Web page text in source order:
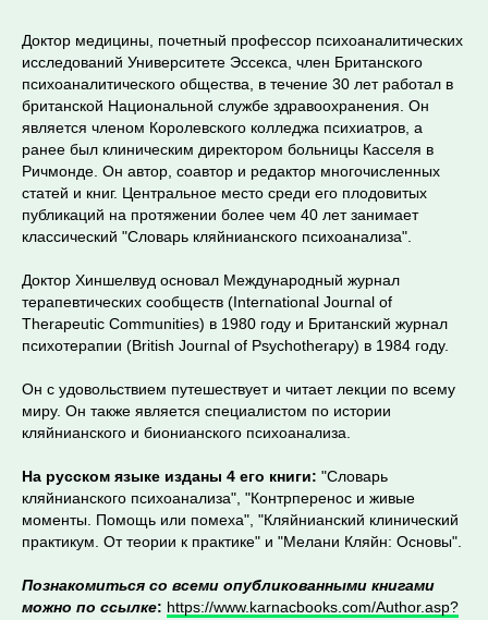
Доктор медицины, почетный профессор психоаналитических
исследований Университете Эссекса, член Британского
психоаналитического общества, в течение 30 лет работал в
британской Национальной службе здравоохранения. Он
является членом Королевского колледжа психиатров, а
ранее был клиническим директором больницы Касселя в
Ричмонде. Он автор, соавтор и редактор многочисленных
статей и книг. Центральное место среди его плодовитых
публикаций на протяжении более чем 40 лет занимает
классический "Словарь кляйнианского психоанализа".
Доктор Хиншелвуд основал Международный журнал
терапевтических сообществ (International Journal of
Therapeutic Communities) в 1980 году и Британский журнал
психотерапии (British Journal of Psychotherapy) в 1984 году.
Он с удовольствием путешествует и читает лекции по всему
миру. Он также является специалистом по истории
кляйнианского и бионианского психоанализа.
На русском языке изданы 4 его книги: "Словарь
кляйнианского психоанализа", "Контрперенос и живые
моменты. Помощь или помеха", "Кляйнианский клинический
практикум. От теории к практике" и "Мелани Кляйн: Основы".
Познакомиться со всеми опубликованными книгами
можно по ссылке: https://www.karnacbooks.com/Author.asp?